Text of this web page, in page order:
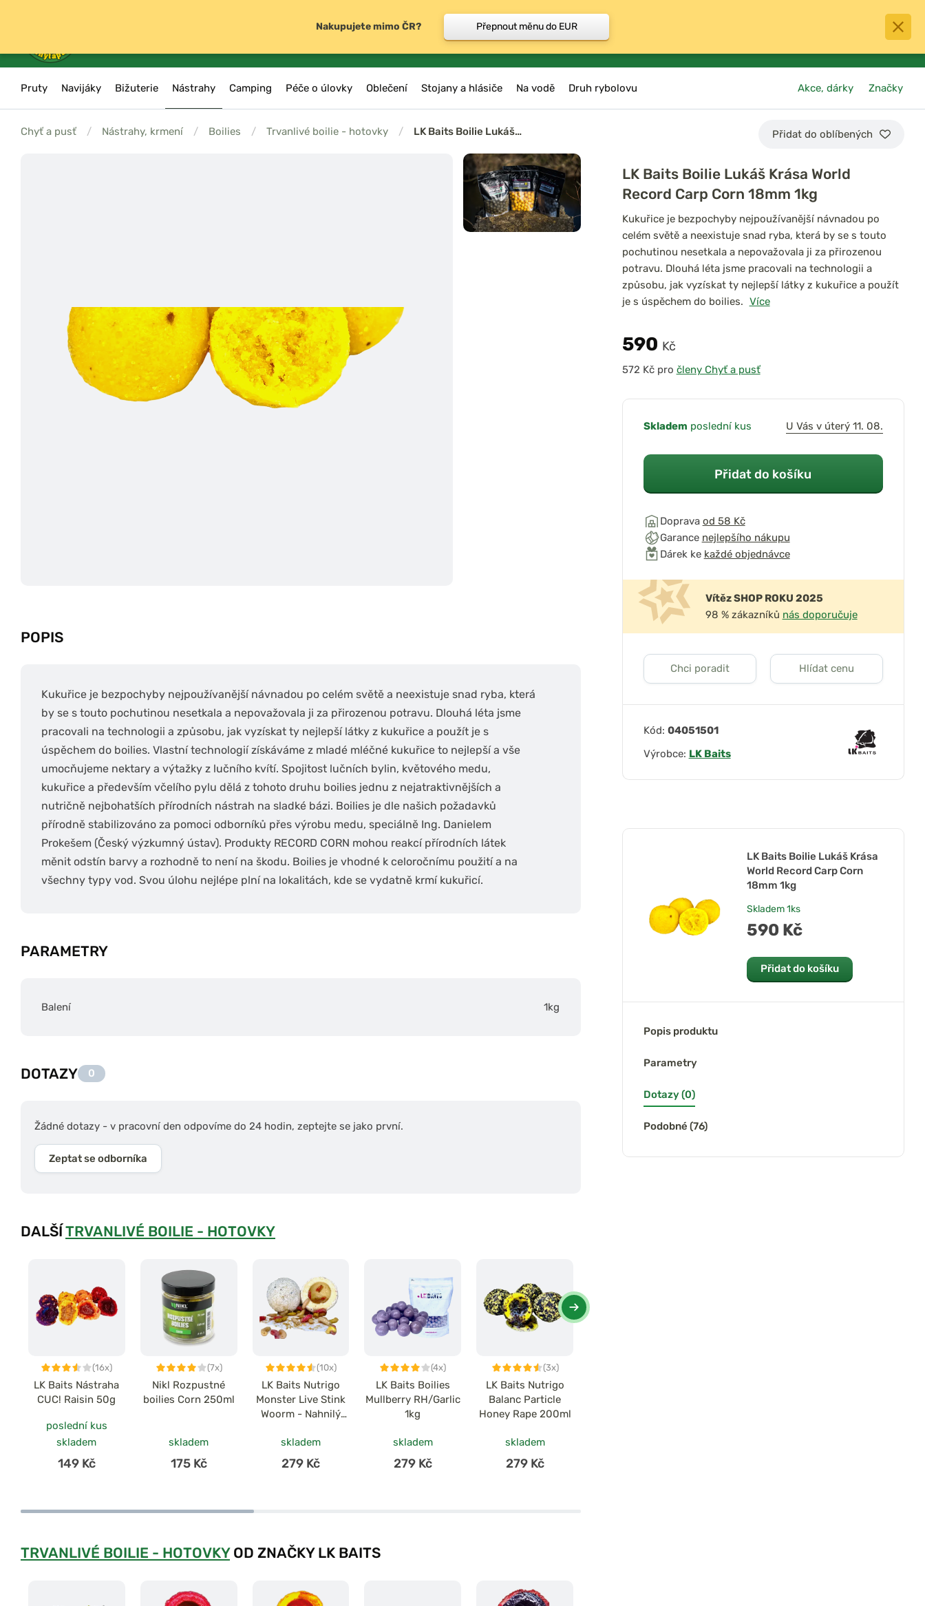
0
košík
Pruty Navijáky Bižuterie Nástrahy Camping Péče o úlovky Oblečení Stojany a hlásiče Na vodě Druh rybolovu Akce, dárky Značky
Chyť a pusť / Nástrahy, krmení / Boilies / Trvanlivé boilie - hotovky / LK Baits Boilie Lukáš… Přidat do oblíbených
POPIS
Kukuřice je bezpochyby nejpoužívanější návnadou po celém světě a neexistuje snad ryba, která
by se s touto pochutinou nesetkala a nepovažovala ji za přirozenou potravu. Dlouhá léta jsme
pracovali na technologii a způsobu, jak vyzískat ty nejlepší látky z kukuřice a použít je s
úspěchem do boilies. Vlastní technologií získáváme z mladé mléčné kukuřice to nejlepší a vše
umocňujeme nektary a výtažky z lučního kvítí. Spojitost lučních bylin, květového medu,
kukuřice a především včelího pylu dělá z tohoto druhu boilies jednu z nejatraktivnějších a
nutričně nejbohatších přírodních nástrah na sladké bázi. Boilies je dle našich požadavků
přírodně stabilizováno za pomoci odborníků přes výrobu medu, speciálně Ing. Danielem
Prokešem (Český výzkumný ústav). Produkty RECORD CORN mohou reakcí přírodních látek
měnit odstín barvy a rozhodně to není na škodu. Boilies je vhodné k celoročnímu použití a na
všechny typy vod. Svou úlohu nejlépe plní na lokalitách, kde se vydatně krmí kukuřicí.
PARAMETRY
Balení 1kg
DOTAZY 0
Žádné dotazy - v pracovní den odpovíme do 24 hodin, zeptejte se jako první.
Zeptat se odborníka
DALŠÍTRVANLIVÉ BOILIE - HOTOVKY
(16x)
LK Baits Nástraha
CUC! Raisin 50g
poslední kus
skladem
149 Kč
(7x)
Nikl Rozpustné
boilies Corn 250ml
skladem
175 Kč
(10x)
LK Baits Nutrigo
Monster Live Stink
Woorm - Nahnilý
skladem
279 Kč
(4x)
LK Baits Boilies
Mullberry RH/Garlic
1kg
skladem
279 Kč
(3x)
LK Baits Nutrigo
Balanc Particle
Honey Rape 200ml
skladem
279 Kč
TRVANLIVÉ BOILIE - HOTOVKYOD ZNAČKY LK BAITS
LK Baits Boilie Lukáš Krása World
Record Carp Corn 18mm 1kg
Kukuřice je bezpochyby nejpoužívanější návnadou po
celém světě a neexistuje snad ryba, která by se s touto
pochutinou nesetkala a nepovažovala ji za přirozenou
potravu. Dlouhá léta jsme pracovali na technologii a
způsobu, jak vyzískat ty nejlepší látky z kukuřice a použít
je s úspěchem do boilies. Více
590 Kč
pro členy Chyť a pusť
Skladem poslední kus U Vás v úterý 11. 08.
Přidat do košíku
Doprava od 58 Kč
Garance nejlepšího nákupu
Dárek ke každé objednávce
Vítěz SHOP ROKU 2025
98 % zákazníků nás doporučuje
Chci poradit Hlídat cenu
Kód: 04051501
Výrobce: LK Baits
LK Baits Boilie Lukáš Krása
World Record Carp Corn
18mm 1kg
Skladem1ks
590 Kč
Přidat do košíku
Popis produktu
Parametry
Dotazy (0)
Podobné (76)
Nakupujete mimo ČR? Přepnout měnu do EUR